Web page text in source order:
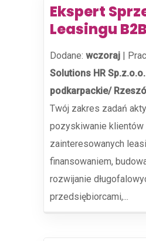
Ekspert
Leasingu B2B
Dodane: wczoraj |
Solutions HR Sp.z.o.o.
podkarpackie/
Twój zakres zadań
pozyskiwanie
zainteresowanych
finansowaniem,
rozwijanie
przedsiębiorcami,...